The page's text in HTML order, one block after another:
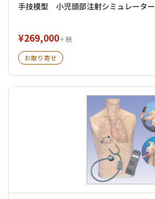
手技模型 小児頭部注射シミュレーター
¥269,000＋税
お取り寄せ